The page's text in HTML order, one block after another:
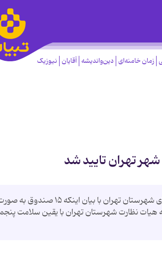
زمان خامنه‌ای دین‌واندیشه آقایان نیوزیک
تهران تایید شد
رئیس هیات نظارت بر انتخابات شورای
هیات نظارت شهرستان تهران با یقین سلامت